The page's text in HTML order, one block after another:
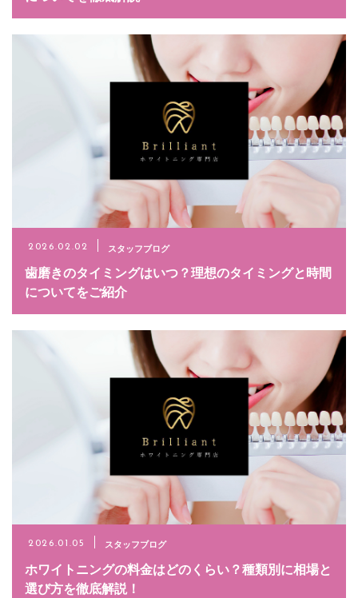
2026.02.02 スタッフブログ
歯磨きのタイミングはいつ？理想のタイミングと時間
についてをご紹介
2026.01.05 スタッフブログ
ホワイトニングの料金はどのくらい？種類別に相場と
選び方を徹底解説！